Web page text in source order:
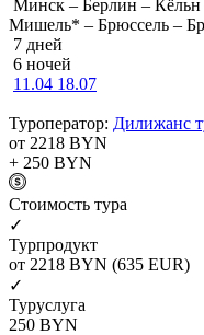
Минск – Берлин –
Мишель* – Брюссель –
7 дней
6 ночей
11.04 18.07
Туроператор: Дилижанс
от 2218 BYN
+ 250 BYN
Cтоимость тура
✓
Турпродукт
от 2218 BYN (635 EUR)
✓
Туруслуга
250 BYN